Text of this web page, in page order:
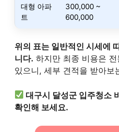
대형 아파
트
300,000 ~
600,000
위의 표는 일반적인 시세에
니다. 하지만 최종 비용은
있으니, 세부 견적을 받아보
대구시 달성군 입주청소
확인해 보세요.